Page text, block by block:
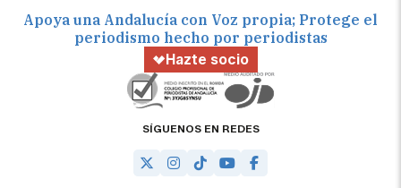
Apoya una Andalucía con Voz propia; Protege el
periodismo hecho por periodistas
Hazte socio
SÍGUENOS EN REDES